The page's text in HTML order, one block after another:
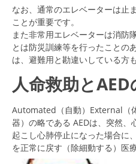
なお、通常のエレベーターは止
ことが重要です。
また非常用エレベーターは消防
とは防災訓練等を行ったことの
は、避難用と勘違いしている方
人命救助と
Automated（自動）External（
器）の略である AEDは、突然、
起こし心肺停止になった場合に
を正常に戻す（除細動する）医